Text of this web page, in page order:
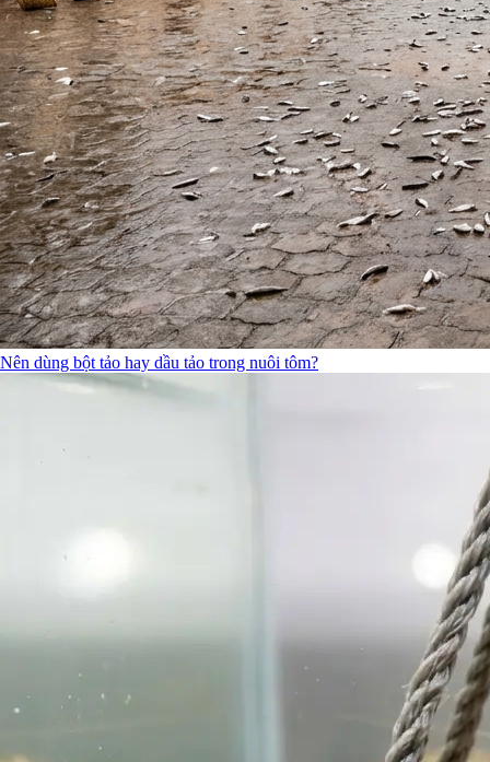
Nên dùng bột tảo hay dầu tảo trong nuôi tôm?